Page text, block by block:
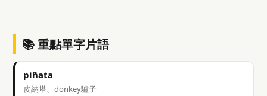
📚 重點單字片語
piñata
皮納塔、donkey驢子